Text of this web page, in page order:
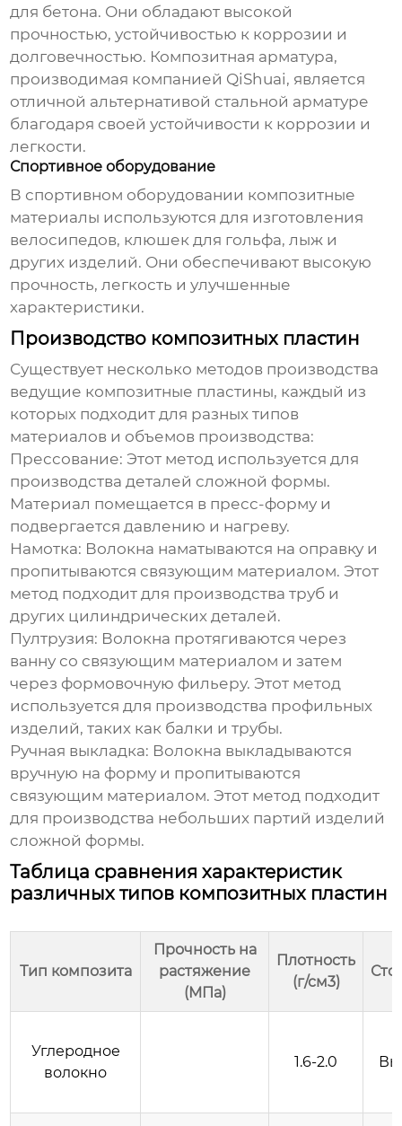
для бетона. Они обладают высокой
прочностью, устойчивостью к коррозии и
долговечностью. Композитная арматура,
производимая компанией QiShuai, является
отличной альтернативой стальной арматуре
благодаря своей устойчивости к коррозии и
легкости.
Спортивное оборудование
В спортивном оборудовании композитные
материалы используются для изготовления
велосипедов, клюшек для гольфа, лыж и
других изделий. Они обеспечивают высокую
прочность, легкость и улучшенные
характеристики.
Производство композитных пластин
Существует несколько методов производства
ведущие композитные пластины, каждый из
которых подходит для разных типов
материалов и объемов производства:
Прессование: Этот метод используется для
производства деталей сложной формы.
Материал помещается в пресс-форму и
подвергается давлению и нагреву.
Намотка: Волокна наматываются на оправку и
пропитываются связующим материалом. Этот
метод подходит для производства труб и
других цилиндрических деталей.
Пултрузия: Волокна протягиваются через
ванну со связующим материалом и затем
через формовочную фильеру. Этот метод
используется для производства профильных
изделий, таких как балки и трубы.
Ручная выкладка: Волокна выкладываются
вручную на форму и пропитываются
связующим материалом. Этот метод подходит
для производства небольших партий изделий
сложной формы.
Таблица сравнения характеристик
различных типов композитных пластин
Тип композита
Прочность на
растяжение
(МПа)
Плотность
(г/см3)
Углеродное
волокно
1.6-2.0